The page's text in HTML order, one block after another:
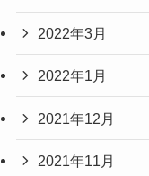
2022年3月
2022年1月
2021年12月
2021年11月